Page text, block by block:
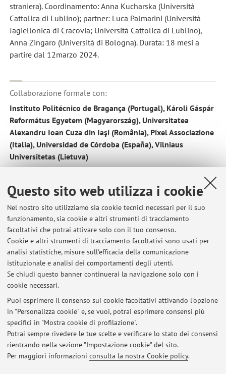
Questo sito web utilizza i cookie
Nel nostro sito utilizziamo sia cookie tecnici necessari per il suo
funzionamento, sia cookie e altri strumenti di tracciamento
facoltativi che potrai attivare solo con il tuo consenso.
Cookie e altri strumenti di tracciamento facoltativi sono usati per
analisi statistiche, misure sull'efficacia della comunicazione
istituzionale e analisi dei comportamenti degli utenti.
Se chiudi questo banner continuerai la navigazione solo con i
cookie necessari.
Puoi esprimere il consenso sui cookie facoltativi attivando l'opzione
in "Personalizza cookie" e, se vuoi, potrai esprimere consensi più
specifici in "Mostra cookie di profilazione".
Potrai sempre rivedere le tue scelte e verificare lo stato dei consensi
rientrando nella sezione "Impostazione cookie" del sito.
Per maggiori informazioni consulta la nostra Cookie policy.
straniera). Coordinamento: Anna Kucharska (Università
Cattolica di Lublino); partner: Luca Palmarini (Università
Jagiellonica di Cracovia; Università Cattolica di Lublino),
Anna Zingaro (Università di Bologna). Durata: 18 mesi a
partire dal 12marzo 2024.
Collaborazione formale con:
Instituto Politécnico de Bragança (Portugal), Károli Gáspár
Református Egyetem (Magyarország), Universitatea
Alexandru Ioan Cuza din Iaşi (România), Pixel Associazione
(Italia), Universidad de Córdoba (España), Vilniaus
Universitetas (Lietuva)
Italia
Descrizione:
QuILL – Quality In Language Learning: Erasmus+
Programme – Strategic Partnerships for Digital Education
Readiness. https://quill.pixel-online.org/MNG-
prjdescription.php 01.10.2021-28.02.2023.
Ultimi avvisi
Presentazione del corso e prima lezione - I sem.
Pubblicato il: 17 settembre 2025